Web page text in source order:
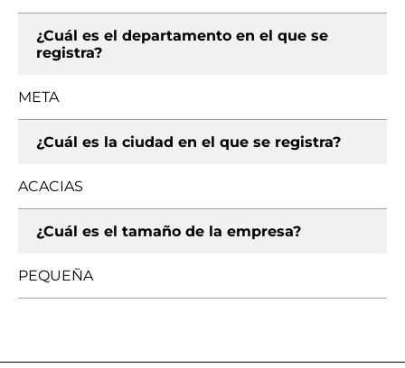
¿Cuál es el departamento en el que se
registra?
META
¿Cuál es la ciudad en el que se registra?
ACACIAS
¿Cuál es el tamaño de la empresa?
PEQUEÑA